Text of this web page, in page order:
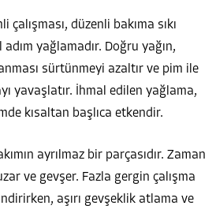
düzenli bakıma sıkı
adım yağlamadır. Doğru yağın,
sürtünmeyi azaltır ve pim ile
yavaşlatır. İhmal edilen yağlama,
kısaltan başlıca etkendir.
ayrılmaz bir parçasıdır. Zaman
ve gevşer. Fazla gergin çalışma
aşırı gevşeklik atlama ve